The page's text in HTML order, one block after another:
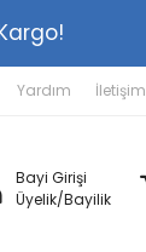
Kargo!
Yardım İletişim
Bayi Girişi
Üyelik/Bayilik